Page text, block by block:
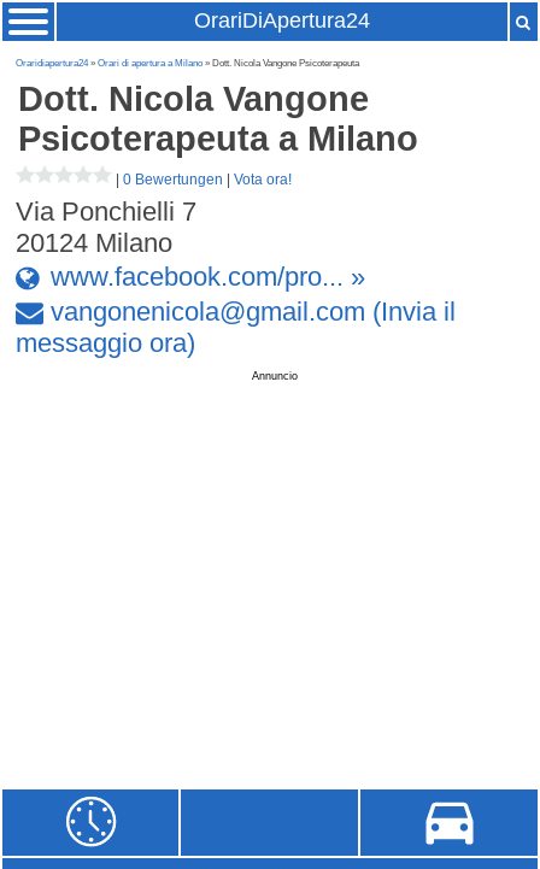
OrariDiApertura24
Oraridiapertura24»Orari di apertura a Milano » Dott. Nicola Vangone Psicoterapeuta
Dott. Nicola Vangone
Psicoterapeutaa Milano
|0 Bewertungen |Vota ora!
Via Ponchielli 7
20124 Milano
www.facebook.com/pro... »
vangonenicola@gmail.com (Invia il
messaggio ora)
Annuncio